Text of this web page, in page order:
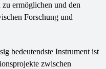
ermöglichen und den
Forschung und
bedeutendste Instrument ist
zwischen